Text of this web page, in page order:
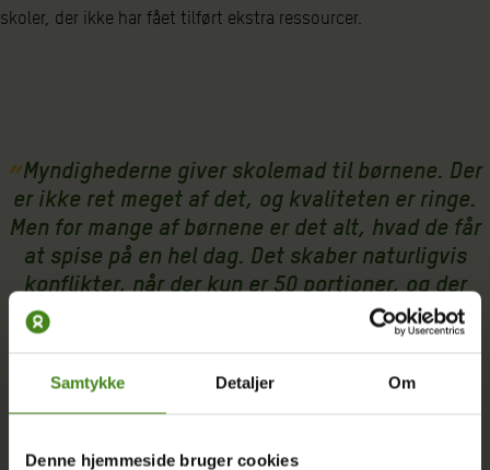
Samtykke Detaljer Om
Denne hjemmeside bruger cookies
skoler, der ikke har fået tilført ekstra ressourcer.
Myndighederne giver skolemad til børnene. Der
er ikke ret meget af det, og kvaliteten er ringe.
Men for mange af børnene er det alt, hvad de får
at spise på en hel dag. Det skaber naturligvis
konflikter, når der kun er 50 portioner, og der
pludselig er 70 børn, der skal deles. Hvilke
forældre ville ikke reagere, når deres
børn sulter?
Medlem af organisationen Fuerza de Mujeres Wayuu.